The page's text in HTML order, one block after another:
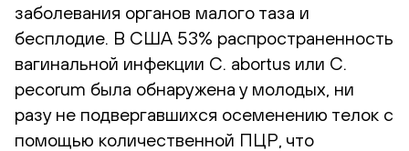
заболевания органов малого таза и
бесплодие. В США 53% распространенность
вагинальной инфекции C. abortus или C.
pecorum была обнаружена у молодых, ни
разу не подвергавшихся осеменению телок с
помощью количественной ПЦР, что